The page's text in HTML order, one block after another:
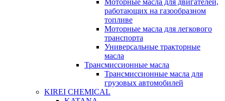
Моторные масла для двигателей,
работающих на газообразном
топливе
Моторные масла для легкового
транспорта
Универсальные тракторные
масла
Трансмиссионные масла
Трансмиссионные масла для
грузовых автомобилей
KIREI CHEMICAL